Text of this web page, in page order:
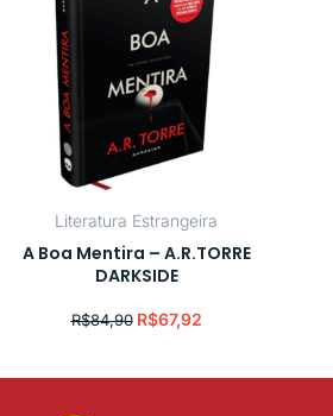
Literatura Estrangeira
A Boa Mentira – A.R.TORRE
DARKSIDE
R$84,90 R$67,92